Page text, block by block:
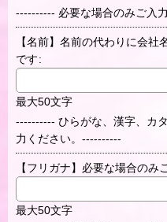
---------- 必要な場合のみご入
【名前】名前の代わりに会
です:
最大50文字
---------- ひらがな、漢字、カ
力ください。----------
【フリガナ】必要な場合のみ
最大50文字